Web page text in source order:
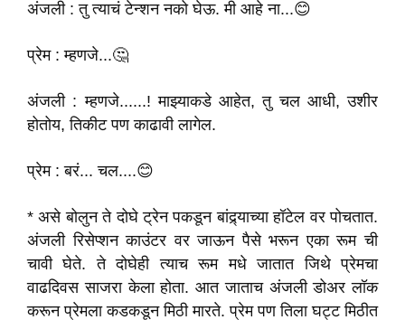
अंजली : तु त्याचं टेन्शन नको घेऊ. मी आहे ना...😊
प्रेम : म्हणजे...🤔
अंजली : म्हणजे......! माझ्याकडे आहेत, तु चल आधी, उशीर
होतोय, तिकीट पण काढावी लागेल.
प्रेम : बरं... चल....😊
* असे बोलुन ते दोघे ट्रेन पकडून बांद्र्याच्या हॉटेल वर पोचतात.
अंजली रिसेप्शन काउंटर वर जाऊन पैसे भरून एका रूम ची
चावी घेते. ते दोघेही त्याच रूम मधे जातात जिथे प्रेमचा
वाढदिवस साजरा केला होता. आत जाताच अंजली डोअर लॉक
करून प्रेमला कडकडून मिठी मारते. प्रेम पण तिला घट्ट मिठीत